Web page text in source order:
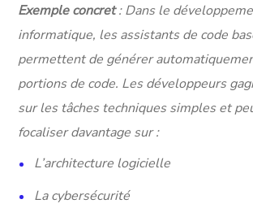
Exemple concret: Dans le
informatique, les assistants de code
permettent de générer
portions de code. Les développeurs
sur les tâches techniques simples et
focaliser davantage sur :
L’architecture logicielle
La cybersécurité